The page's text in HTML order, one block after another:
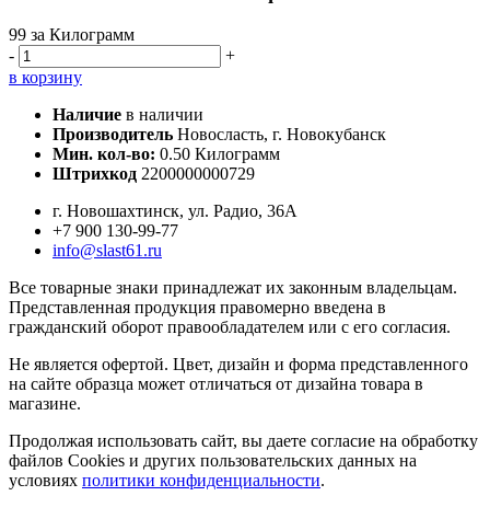
99 за Килограмм
-
+
в корзину
Наличие в наличии
Производитель Новосласть, г. Новокубанск
Мин. кол-во: 0.50 Килограмм
Штрихкод 2200000000729
г. Новошахтинск, ул. Радио, 36А
+7 900 130-99-77
info@slast61.ru
Все товарные знаки принадлежат их законным владельцам.
Представленная продукция правомерно введена в
гражданский оборот правообладателем или с его согласия.
Не является офертой. Цвет, дизайн и форма представленного
на сайте образца может отличаться от дизайна товара в
магазине.
Продолжая использовать сайт, вы даете согласие на обработку
файлов Cookies и других пользовательских данных на
условиях политики конфиденциальности.